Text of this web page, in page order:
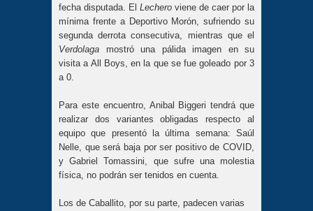
fecha disputada. El Lechero viene de caer por la
mínima frente a Deportivo Morón, sufriendo su
segunda derrota consecutiva, mientras que el
Verdolaga mostró una pálida imagen en su
visita a All Boys, en la que se fue goleado por 3
a 0.
Para este encuentro, Anibal Biggeri tendrá que
realizar dos variantes obligadas respecto al
equipo que presentó la última semana: Saúl
Nelle, que será baja por ser positivo de COVID,
y Gabriel Tomassini, que sufre una molestia
física, no podrán ser tenidos en cuenta.
Los de Caballito, por su parte, padecen varias